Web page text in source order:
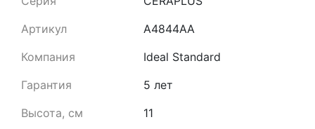
Артикул
A4844AA
Компания
Ideal Standard
Гарантия
5 лет
Высота, см
11